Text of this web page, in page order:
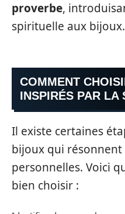
proverbe,
spirituelle aux bijoux.
COMMENT
INSPIRÉS PAR LA
Il existe certaines
bijoux qui résonnent
personnelles. Voici
bien choisir :